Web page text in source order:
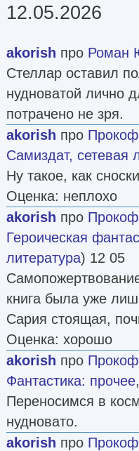
12.05.2026
akorish про Роман
Стеллар оставил
нудноватой лично
потрачено не зря.
akorish про
Самиздат, сетевая
Ну такое, как
Оценка: неплохо
akorish про
Героическая
литература) 12 05
книга была уже
Сария стоящая,
Оценка: хорошо
akorish про
Фантастика: прочее,
Переносимся в
нудновато.
akorish про